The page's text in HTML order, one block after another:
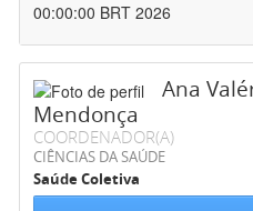
00:00:00 BRT 2026
Ana
Mendonça
COORDENADOR(A)
CIÊNCIAS DA SAÚDE
Saúde Coletiva